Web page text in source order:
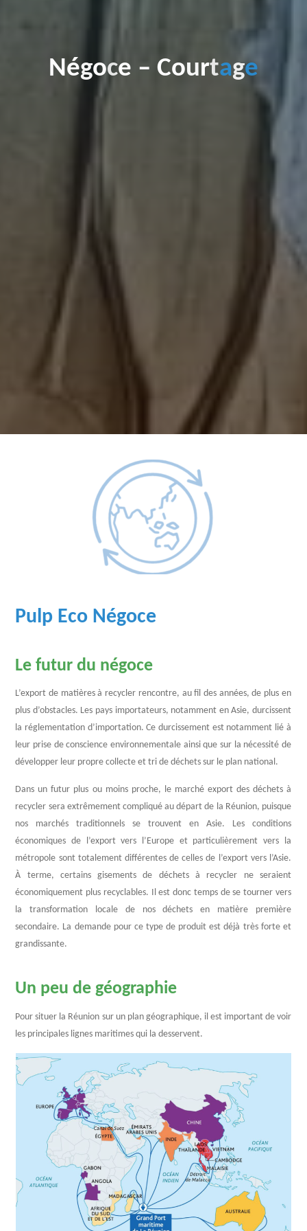
Négoce – Courtage
Pulp Eco Négoce
Le futur du négoce
L’export de matières à recycler rencontre, au fil des années, de plus en
plus d’obstacles. Les pays importateurs, notamment en Asie, durcissent
la réglementation d’importation. Ce durcissement est notamment lié à
leur prise de conscience environnementale ainsi que sur la nécessité de
développer leur propre collecte et tri de déchets sur le plan national.
Dans un futur plus ou moins proche, le marché export des déchets à
recycler sera extrêmement compliqué au départ de la Réunion, puisque
nos marchés traditionnels se trouvent en Asie. Les conditions
économiques de l’export vers l’Europe et particulièrement vers la
métropole sont totalement différentes de celles de l’export vers l’Asie.
À terme, certains gisements de déchets à recycler ne seraient
économiquement plus recyclables. Il est donc temps de se tourner vers
la transformation locale de nos déchets en matière première
secondaire. La demande pour ce type de produit est déjà très forte et
grandissante.
Un peu de géographie
Pour situer la Réunion sur un plan géographique, il est important de voir
les principales lignes maritimes qui la desservent.